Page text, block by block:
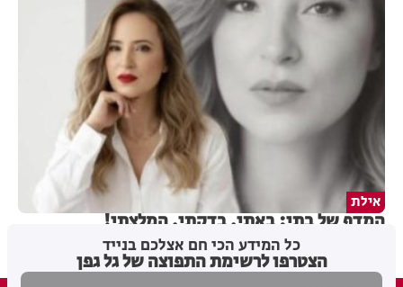
אילת
המדף של בתי: באתי, בדקתי, המלצתי!
כל המידע הכי חם אצלכם בנייד
הצטרפו לרשימת התפוצה של גל גפן